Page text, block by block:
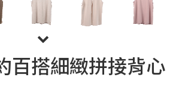
百搭細緻拼接背心